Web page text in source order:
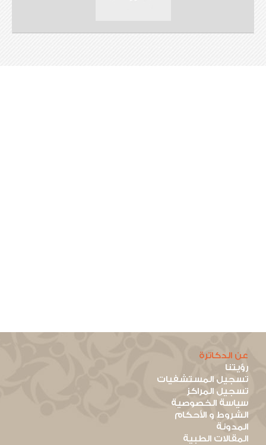
عن الدكاترة
رؤيتنا
تسجيل المستشفيات
تسجيل المراكز
سياسة الخصوصية
الشروط و الأحكام
المدونة
المقالات الطبية